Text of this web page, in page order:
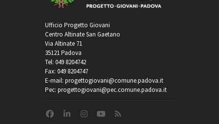
Ufficio Progetto Giovani
Centro Altinate San Gaetano
Via Altinate 71
35121 Padova
Tel: 049 8204742
Fax: 049 8204747
E-mail: progettogiovani@comune.padova.it
Pec: progettogiovani@pec.comune.padova.it